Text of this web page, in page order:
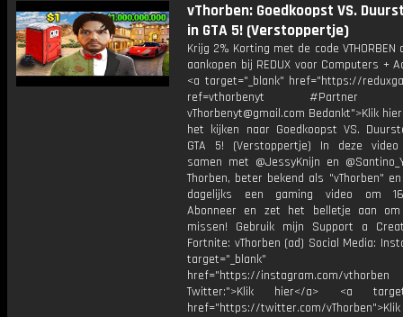
vThorben: Goedkoopst VS.
in GTA 5! (Verstoppertje)
Krijg 2% Korting met de code VTHORBEN
aankopen bij REDUX voor Computers +
<a target="_blank" href="https://
ref=vthorbenyt #Partner
vThorbenyt@gmail.com Bedankt">Klik
het kijken naar Goedkoopst VS.
GTA 5! (Verstoppertje) In deze
samen met @JessyKnijn en
Thorben, beter bekend als "vThorben"
dagelijks een gaming video om
Abonneer en zet het belletje aan
missen! Gebruik mijn Support a
Fortnite: vThorben (ad) Social Media:
target="_blank"
href="https://instagram.com/vthorben
Twitter:">Klik hier</a> <a
href="https://twitter.com/